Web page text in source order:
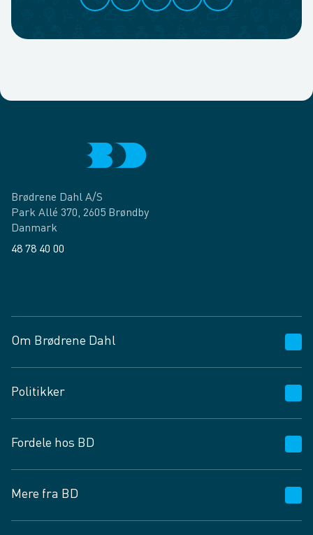
Brødrene Dahl A/S
Park Allé 370, 2605 Brøndby
Danmark
48 78 40 00
Om Brødrene Dahl
Vagttelefon 30 10 89 89
Spørgsmål og svar
Job og karriere
Fødevarekontrolrapport
Politikker
Privatlivspolitik
Cookies
Vilkår og betingelser
Fordele hos BD
BD app
BD.dk services
Mere fra BD